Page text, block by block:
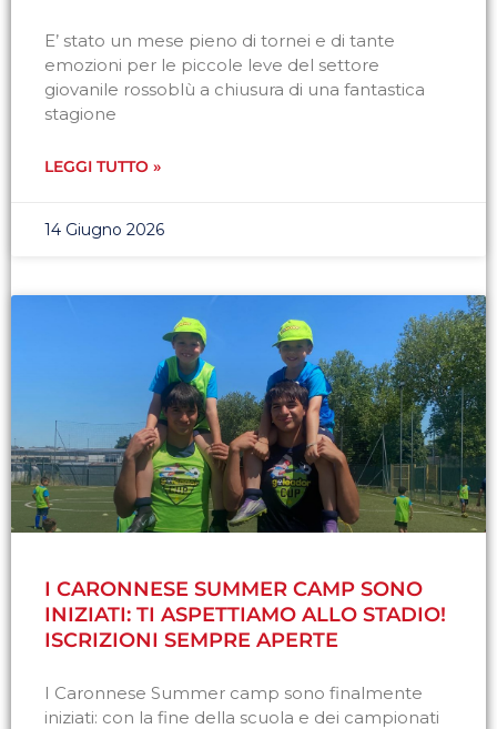
E’ stato un mese pieno di tornei e di tante
emozioni per le piccole leve del settore
giovanile rossoblù a chiusura di una fantastica
stagione
LEGGI TUTTO »
14 Giugno 2026
I CARONNESE SUMMER CAMP SONO
INIZIATI: TI ASPETTIAMO ALLO STADIO!
ISCRIZIONI SEMPRE APERTE
I Caronnese Summer camp sono finalmente
iniziati: con la fine della scuola e dei campionati